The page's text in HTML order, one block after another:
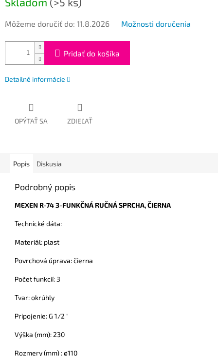
Môžeme doručiť do: 11.8.2026 Možnosti doručenia
Pridať do košíka
Detailné informácie
OPÝTAŤ SA ZDIEĽAŤ
Popis Diskusia
Podrobný popis
MEXEN R-74 3-FUNKČNÁ RUČNÁ SPRCHA, ČIERNA
Technické dáta:
Materiál: plast
Povrchová úprava: čierna
Počet funkcií: 3
Tvar: okrúhly
Pripojenie: G 1/2 "
Výška (mm): 230
Rozmery (mm) : ø110